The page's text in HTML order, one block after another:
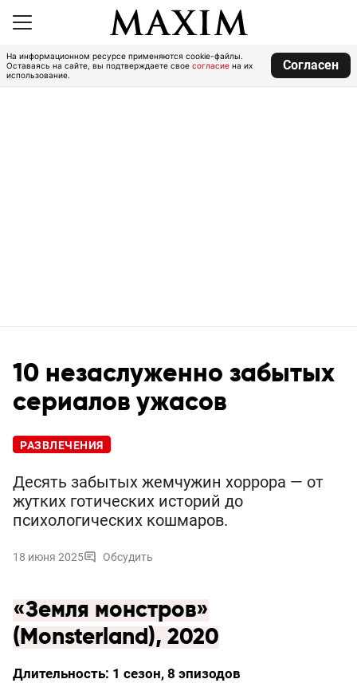
На информационном ресурсе применяются cookie-файлы.
Оставаясь на сайте, вы подтверждаете свое согласие на их
использование.
Согласен
10 незаслуженно забытых
сериалов ужасов
РАЗВЛЕЧЕНИЯ
Десять забытых жемчужин хоррора — от
жутких готических историй до
психологических кошмаров.
18 июня 2025 Обсудить
«Земля монстров»
(Monsterland), 2020
Длительность: 1 сезон, 8 эпизодов